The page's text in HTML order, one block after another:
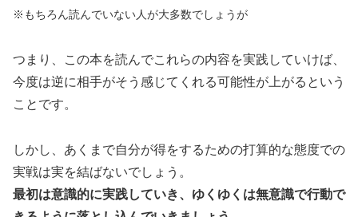
※もちろん読んでいない人が大多数でしょうが
つまり、この本を読んでこれらの内容を実践していけば、
今度は逆に相手がそう感じてくれる可能性が上がるという
ことです。
しかし、あくまで自分が得をするための打算的な態度での
実戦は実を結ばないでしょう。
最初は意識的に実践していき、ゆくゆくは無意識で行動で